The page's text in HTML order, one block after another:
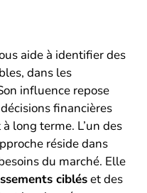
aide à identifier des
dans les
influence repose
financières
long terme. L’un des
réside dans
du marché. Elle
cibléset des